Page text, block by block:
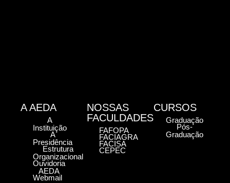
A AEDA
A
Instituição
A
Presidência
Estrutura
Organizacional
Ouvidoria
AEDA
Webmail
NOSSAS
FACULDADES
FAFOPA
FACIAGRA
FACISA
CEPEC
CURSOS
Graduação
Pós-
Graduação